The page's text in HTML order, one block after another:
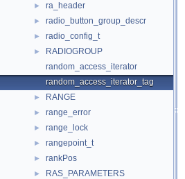
► ra_header
► radio_button_group_descr
► radio_config_t
►
RADIOGROUP
random_access_iterator
random_access_iterator_tag
► RANGE
► range_error
► range_lock
► rangepoint_t
► rankPos
► RAS_PARAMETERS